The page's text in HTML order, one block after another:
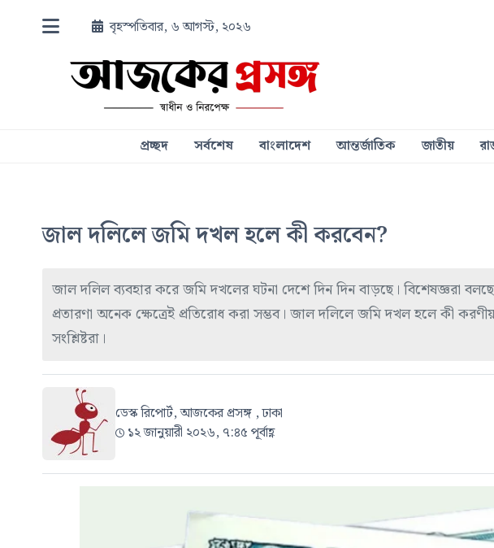
বৃহস্পতিবার, ৬ আগস্ট, ২০২৬
প্রচ্ছদ সর্বশেষ বাংলাদেশ আন্তর্জাতিক জাতীয়
জাল দলিলে জমি দখল হলে কী করবেন?
জাল দলিল ব্যবহার করে জমি দখলের ঘটনা দেশে দিন দিন বাড়ছে। বিশেষজ্ঞরা
প্রতারণা অনেক ক্ষেত্রেই প্রতিরোধ করা সম্ভব। জাল দলিলে জমি দখল হলে কী
সংশ্লিষ্টরা।
ডেস্ক রিপোর্ট, আজকের প্রসঙ্গ , ঢাকা
১২ জানুয়ারী ২০২৬, ৭:৪৫ পূর্বাহ্ণ